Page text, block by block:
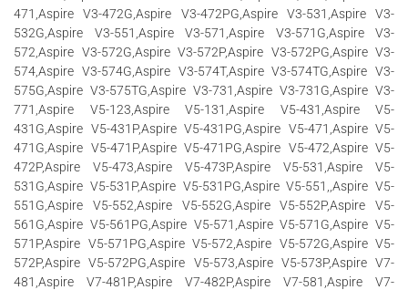
471,Aspire V3-472G,Aspire V3-472PG,Aspire V3-531,Aspire V3-
532G,Aspire V3-551,Aspire V3-571,Aspire V3-571G,Aspire V3-
572,Aspire V3-572G,Aspire V3-572P,Aspire V3-572PG,Aspire V3-
574,Aspire V3-574G,Aspire V3-574T,Aspire V3-574TG,Aspire V3-
575G,Aspire V3-575TG,Aspire V3-731,Aspire V3-731G,Aspire V3-
771,Aspire V5-123,Aspire V5-131,Aspire V5-431,Aspire V5-
431G,Aspire V5-431P,Aspire V5-431PG,Aspire V5-471,Aspire V5-
471G,Aspire V5-471P,Aspire V5-471PG,Aspire V5-472,Aspire V5-
472P,Aspire V5-473,Aspire V5-473P,Aspire V5-531,Aspire V5-
531G,Aspire V5-531P,Aspire V5-531PG,Aspire V5-551,,Aspire V5-
551G,Aspire V5-552,Aspire V5-552G,Aspire V5-552P,Aspire V5-
561G,Aspire V5-561PG,Aspire V5-571,Aspire V5-571G,Aspire V5-
571P,Aspire V5-571PG,Aspire V5-572,Aspire V5-572G,Aspire V5-
572P,Aspire V5-572PG,Aspire V5-573,Aspire V5-573P,Aspire V7-
481,Aspire V7-481P,Aspire V7-482P,Aspire V7-581,Aspire V7-